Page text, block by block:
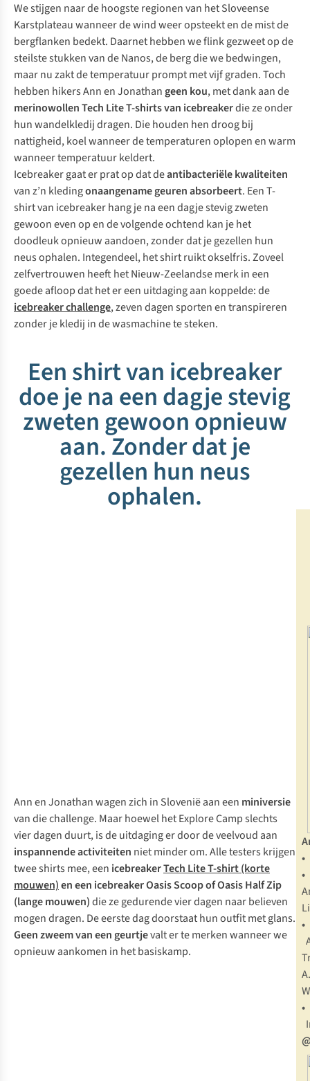
We stijgen naar de hoogste regionen van het Sloveense
Karstplateau wanneer de wind weer opsteekt en de mist de
bergflanken bedekt. Daarnet hebben we flink gezweet op de
steilste stukken van de Nanos, de berg die we bedwingen,
maar nu zakt de temperatuur prompt met vijf graden. Toch
hebben hikers Ann en Jonathan geen kou, met dank aan de
merinowollen Tech Lite T-shirts van icebreakerdie ze onder
hun wandelkledij dragen. Die houden hen droog bij
nattigheid, koel wanneer de temperaturen oplopen en warm
wanneer temperatuur keldert.
Icebreaker gaat er prat op dat deantibacteriële kwaliteiten
van z’n kledingonaangename geuren absorbeert. Een T-
shirt van icebreaker hang je na een dagje stevig zweten
gewoon even op en de volgende ochtend kan je het
doodleuk opnieuw aandoen, zonder dat je gezellen hun
neus ophalen. Integendeel, het shirt ruikt okselfris. Zoveel
zelfvertrouwen heeft het Nieuw-Zeelandse merk in een
goede afloop dat het er een uitdaging aan koppelde: de
icebreaker challenge, zeven dagen sporten en transpireren
zonder je kledij in de wasmachine te steken.
Een shirt van icebreaker
doe je na een dagje stevig
zweten gewoon opnieuw
aan. Zonder dat je
gezellen hun neus
ophalen.
Ann en Jonathan wagen zich in Slovenië aan een miniversie
van diechallenge. Maar hoewel het Explore Camp slechts
vier dagen duurt, is de uitdaging er door de veelvoud aan
inspannende activiteiten niet minder om. Alle testers krijgen
twee shirts mee, een icebreakerTech Lite T-shirt (korte
mouwen)en een icebreakerOasis ScoopofOasis Half Zip
(lange mouwen)die ze gedurende vier dagen naar believen
mogen dragen. De eerste dag doorstaat hun outfit met glans.
Geen zweem van een geurtjevalt er te merken wanneer we
opnieuw aankomen in het basiskamp.
•
•